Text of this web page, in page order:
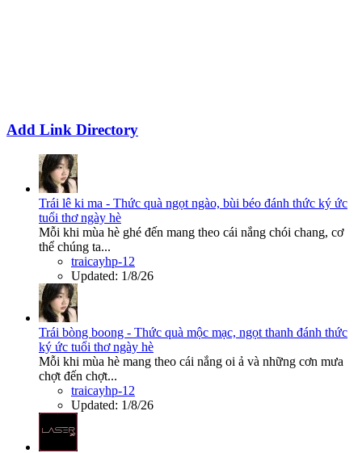
Add Link Directory
Trái lê ki ma - Thức quà ngọt ngào, bùi béo đánh thức ký ức
tuổi thơ ngày hè
Mỗi khi mùa hè ghé đến mang theo cái nắng chói chang, cơ
thể chúng ta...
traicayhp-12
Updated: 1/8/26
Trái bòng boong - Thức quà mộc mạc, ngọt thanh đánh thức
ký ức tuổi thơ ngày hè
Mỗi khi mùa hè mang theo cái nắng oi ả và những cơn mưa
chợt đến chợt...
traicayhp-12
Updated: 1/8/26